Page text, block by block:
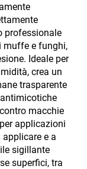
professionale
muffe e funghi,
Ideale per
crea un
trasparente
macchie
applicazioni
e a
sigillante
superfici, tra